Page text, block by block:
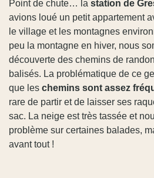
Point de chute… la station de
avions loué un petit appartement
le village et les montagnes
peu la montagne en hiver, nous
découverte des chemins de
balisés. La problématique de ce
que les chemins sont assez
rare de partir et de laisser ses
sac. La neige est très tassée et
problème sur certaines balades,
avant tout !